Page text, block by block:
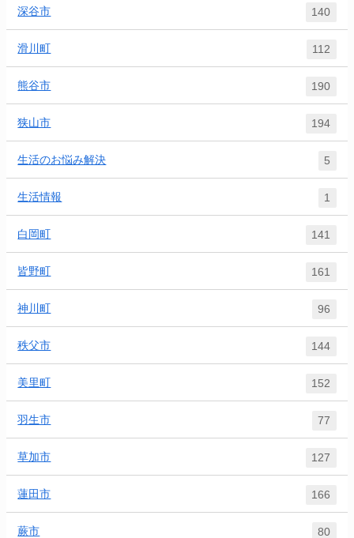
深谷市 140
滑川町 112
熊谷市 190
狭山市 194
生活のお悩み解決 5
生活情報 1
白岡町 141
皆野町 161
神川町 96
秩父市 144
美里町 152
羽生市 77
草加市 127
蓮田市 166
蕨市 80